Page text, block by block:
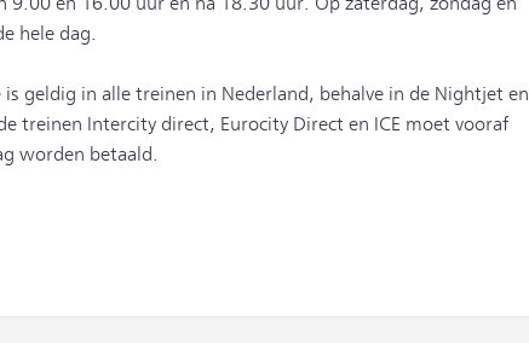
hele dag.
geldig in alle treinen in Nederland, behalve in de Nightjet en
treinen Intercity direct, Eurocity Direct en ICE moet vooraf
worden betaald.